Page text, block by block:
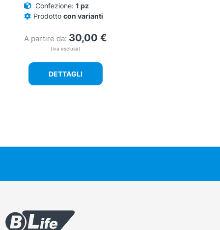
Confezione: 1 pz
Prodotto con varianti
A partire da: 30,00 €
(iva esclusa)
DETTAGLI